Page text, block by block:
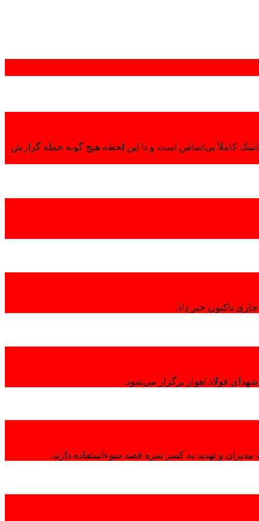
کاملاً بی‌اساس است و تا این لحظه هیچ گونه حمله گزارش
تاکنون خبر داد.
فولاد اهواز برگزار می‌شود.
و تهدید به کسر نمره قصد سوءاستفاده دارند.